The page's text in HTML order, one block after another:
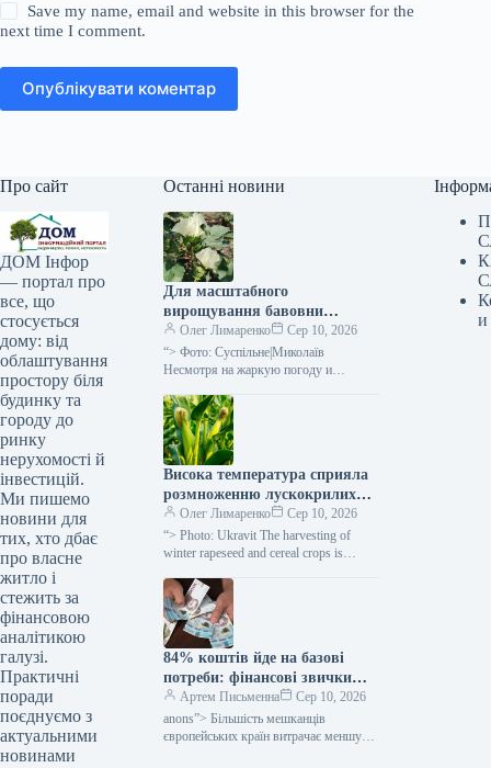
Save my name, email and website in this browser for the
next time I comment.
Опублікувати коментар
Про сайт
ДОМ Інфор
— портал про
все, що
стосується
дому: від
облаштування
простору біля
будинку та
городу до
ринку
нерухомості й
інвестицій.
Ми пишемо
новини для
тих, хто дбає
про власне
житло і
стежить за
фінансовою
аналітикою
галузі.
Практичні
поради
поєднуємо з
актуальними
новинами
Останні новини
Для масштабного
вирощування бавовни
потрібна розроблена
технологія — розповідає
фермерка —
Олег Лимаренко
Сер 10, 2026
“> Фото: Суспільне|Миколаїв
Несмотря на жаркую погоду и
посевы хлопка в Николаевской
области хорошо развиваются. В
настоящее…
Висока температура сприяла
розмноженню лускокрилих
шкідників: посіви кукурудзи
та соняшнику під загрозою —
SuperAgronom.com
Олег Лимаренко
Сер 10, 2026
“> Photo: Ukravit The harvesting of
winter rapeseed and cereal crops is
have to…
84% коштів йде на базові
потреби: фінансові звички
українців та їхні прагнення до
змін — Мінфін
Артем Письменна
Сер 10, 2026
anons”> Більшість мешканців
європейських країн витрачає меншу
и